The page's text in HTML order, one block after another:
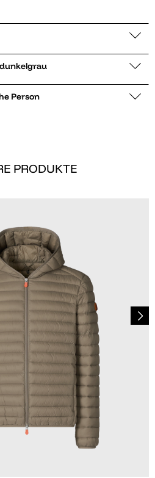
Carly dunkelgrau
Person
PRODUKTE